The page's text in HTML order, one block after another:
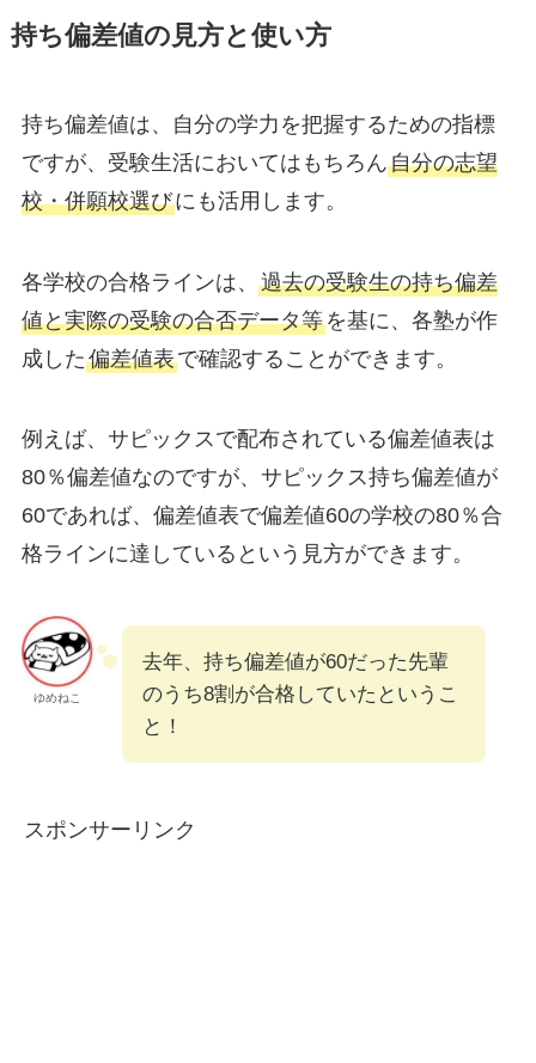
持ち偏差値の見方と使い方
持ち偏差値は、自分の学力を把握するための指標
ですが、受験生活においてはもちろん自分の志望
校・併願校選びにも活用します。
各学校の合格ラインは、 過去の受験生の持ち偏差
値と実際の受験の合否データ等を基に、各塾が作
成した偏差値表で確認することができます。
例えば、サピックスで配布されている偏差値表は
80％偏差値なのですが、サピックス持ち偏差値が
60であれば、偏差値表で偏差値60の学校の80％合
格ラインに達しているという見方ができます。
ゆめねこ
去年、持ち偏差値が60だった先輩
のうち8割が合格していたというこ
と！
スポンサーリンク